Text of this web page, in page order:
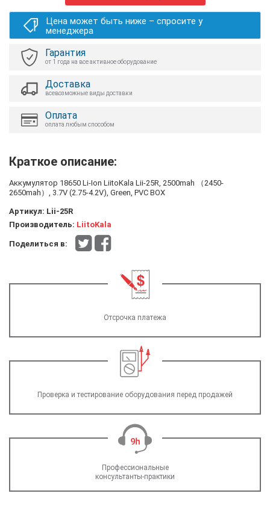
Цена может быть ниже – спросите у
менеджера
Гарантия
от 1 года на все активное оборудование
Доставка
всевозможные виды доставки
Оплата
оплата любым способом
Краткое описание:
Аккумулятор 18650 Li-Ion LiitoKala Lii-25R, 2500mah （2450-
2650mah）, 3.7V (2.75-4.2V), Green, PVC BOX
Артикул: Lii-25R
Производитель: LiitoKala
Поделиться в:
Отсрочка платежа
Проверка и тестирование оборудования перед продажей
Профессиональные
консультанты-практики